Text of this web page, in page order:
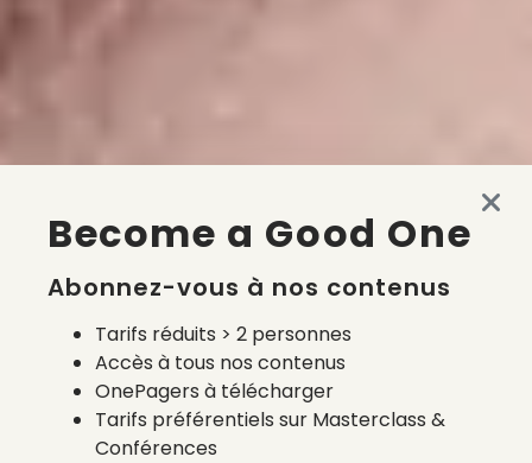
Become a Good One
Abonnez-vous à nos contenus
Tarifs réduits > 2 personnes
Accès à tous nos contenus
OnePagers à télécharger
Tarifs préférentiels sur Masterclass &
Conférences